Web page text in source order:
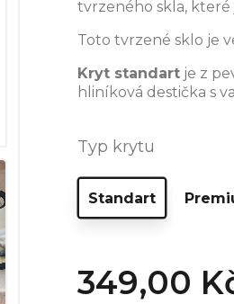
tvrzeného skla,
Toto tvrzené sklo je
Kryt standart je z
hliníková destička s
Typ krytu
Standart
349,00